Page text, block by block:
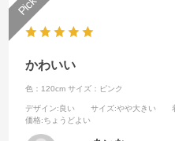
かわいい
色：120cm サイズ：ピンク
デザイン:良い サイズ:やや大きい
価格:ちょうどよい